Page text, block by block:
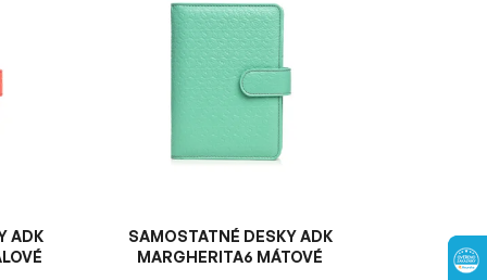
t
ů
ADK
SAMOSTATNÉ DESKY ADK
MARGHERITA6 MÁTOVÉ